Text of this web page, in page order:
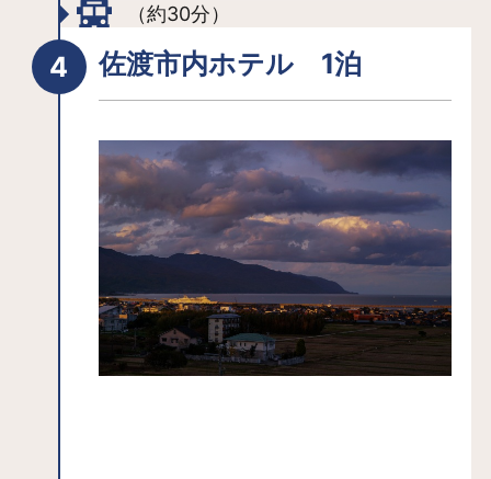
（約30分）
佐渡市内ホテル 1泊